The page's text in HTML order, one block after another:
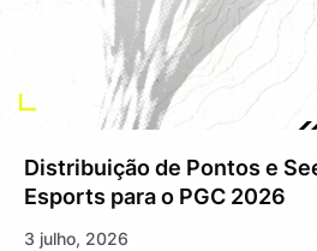
Distribuição de Pontos e
Esports para o PGC 2026
3 julho, 2026